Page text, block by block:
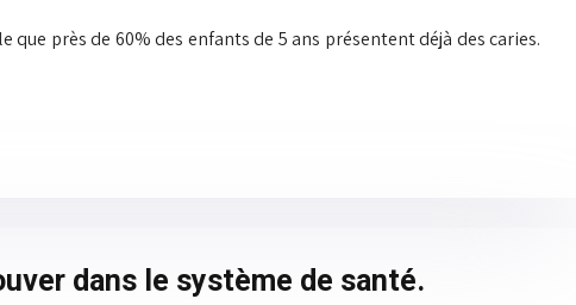
près de 60% des enfants de 5 ans présentent déjà des caries.
dans le système de santé.